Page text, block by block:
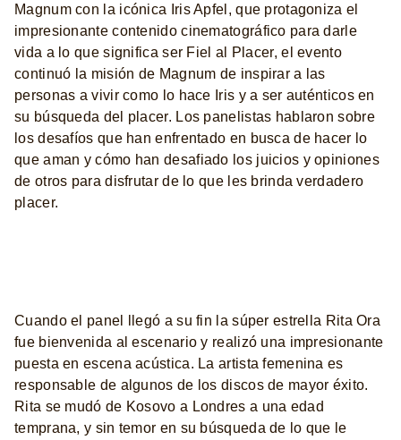
Magnum con la icónica Iris Apfel, que protagoniza el
impresionante contenido cinematográfico para darle
vida a lo que significa ser Fiel al Placer, el evento
continuó la misión de Magnum de inspirar a las
personas a vivir como lo hace Iris y a ser auténticos en
su búsqueda del placer. Los panelistas hablaron sobre
los desafíos que han enfrentado en busca de hacer lo
que aman y cómo han desafiado los juicios y opiniones
de otros para disfrutar de lo que les brinda verdadero
placer.
Cuando el panel llegó a su fin la súper estrella Rita Ora
fue bienvenida al escenario y realizó una impresionante
puesta en escena acústica. La artista femenina es
responsable de algunos de los discos de mayor éxito.
Rita se mudó de Kosovo a Londres a una edad
temprana, y sin temor en su búsqueda de lo que le